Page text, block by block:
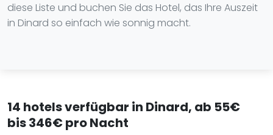
diese Liste und buchen Sie das Hotel, das Ihre Auszeit
in Dinard so einfach wie sonnig macht.
14 hotels verfügbar in Dinard, ab 55€
bis 346€ pro Nacht